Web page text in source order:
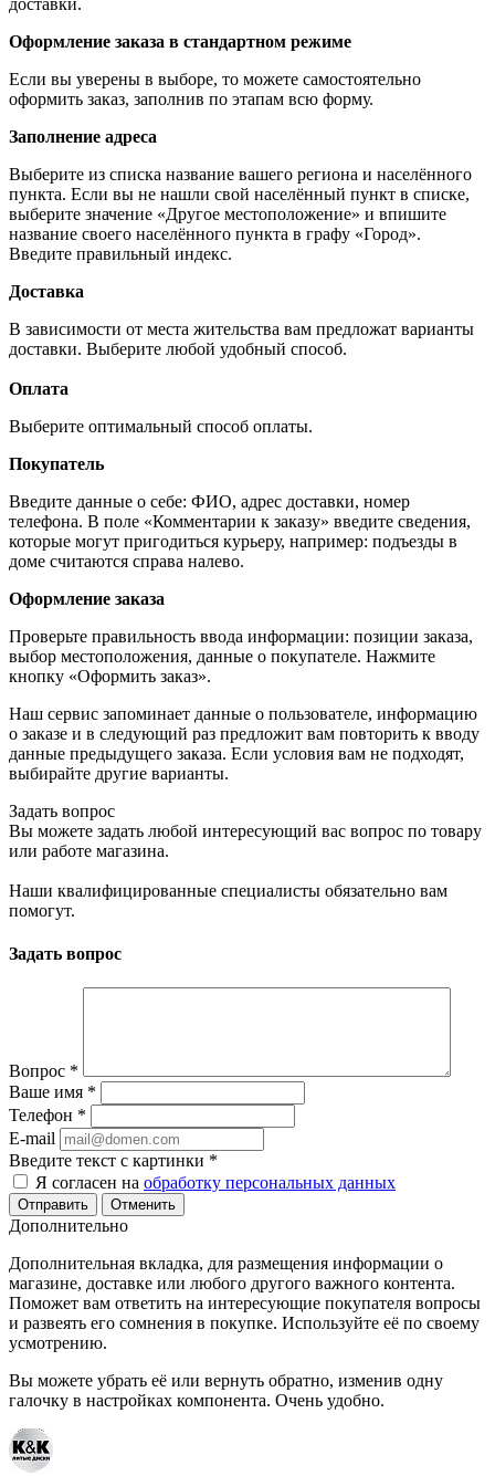
Оформление заказа в стандартном режиме
Если вы уверены в выборе, то можете самостоятельно
оформить заказ, заполнив по этапам всю форму.
Заполнение адреса
Выберите из списка название вашего региона и населённого
пункта. Если вы не нашли свой населённый пункт в списке,
выберите значение «Другое местоположение» и впишите
название своего населённого пункта в графу «Город».
Введите правильный индекс.
Доставка
В зависимости от места жительства вам предложат варианты
доставки. Выберите любой удобный способ.
Оплата
Выберите оптимальный способ оплаты.
Покупатель
Введите данные о себе: ФИО, адрес доставки, номер
телефона. В поле «Комментарии к заказу» введите сведения,
которые могут пригодиться курьеру, например: подъезды в
доме считаются справа налево.
Оформление заказа
Проверьте правильность ввода информации: позиции заказа,
выбор местоположения, данные о покупателе. Нажмите
кнопку «Оформить заказ».
Наш сервис запоминает данные о пользователе, информацию
о заказе и в следующий раз предложит вам повторить к вводу
данные предыдущего заказа. Если условия вам не подходят,
выбирайте другие варианты.
Задать вопрос
Вы можете задать любой интересующий вас вопрос по товару
или работе магазина.
Наши квалифицированные специалисты обязательно вам
помогут.
Задать вопрос
Вопрос *
Ваше имя *
Телефон *
E-mail
Введите текст с картинки *
Я согласен на обработку персональных данных
Отменить
Дополнительно
Дополнительная вкладка, для размещения информации о
магазине, доставке или любого другого важного контента.
Поможет вам ответить на интересующие покупателя вопросы
и развеять его сомнения в покупке. Используйте её по своему
усмотрению.
Вы можете убрать её или вернуть обратно, изменив одну
галочку в настройках компонента. Очень удобно.